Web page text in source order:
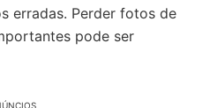
erradas. Perder fotos de
pode ser